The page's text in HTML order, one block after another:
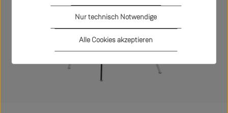
Nur technisch Notwendige
Alle Cookies akzeptieren